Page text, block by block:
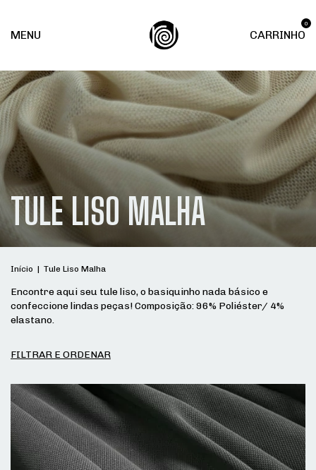
MENU CARRINHO
0
TULE LISO MALHA
Início | Tule Liso Malha
Encontre aqui seu tule liso, o basiquinho nada básico e
confeccione lindas peças! Composição: 96% Poliéster/ 4%
elastano.
FILTRAR E ORDENAR